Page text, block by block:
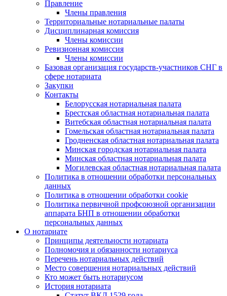
Правление
Члены правления
Территориальные нотариальные палаты
Дисциплинарная комиссия
Члены комиссии
Ревизионная комиссия
Члены комиссии
Базовая организация государств-участников СНГ в
сфере нотариата
Закупки
Контакты
Белорусская нотариальная палата
Брестская областная нотариальная палата
Витебская областная нотариальная палата
Гомельская областная нотариальная палата
Гродненская областная нотариальная палата
Минская городская нотариальная палата
Минская областная нотариальная палата
Могилевская областная нотариальная палата
Политика в отношении обработки персональных
данных
Политика в отношении обработки cookie
Политика первичной профсоюзной организации
аппарата БНП в отношении обработки
персональных данных
О нотариате
Принципы деятельности нотариата
Полномочия и обязанности нотариуса
Перечень нотариальных действий
Место совершения нотариальных действий
Кто может быть нотариусом
История нотариата